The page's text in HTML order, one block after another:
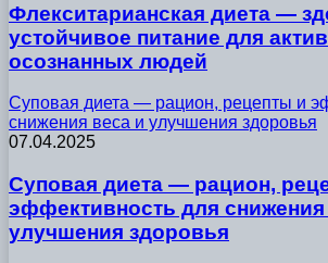
Флекситарианская диета —
устойчивое питание для
осознанных людей
Суповая диета — рацион, рецепты и
снижения веса и улучшения здоровья
07.04.2025
Суповая диета — рацион,
эффективность для снижения
улучшения здоровья